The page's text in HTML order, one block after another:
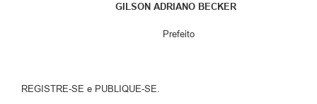
GILSON ADRIANO BECKER
Prefeito
REGISTRE-SE e PUBLIQUE-SE.